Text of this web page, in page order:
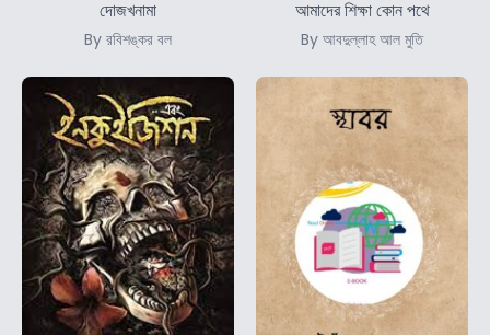
দোজখনামা
By রবিশঙ্কর বল
আমাদের শিক্ষা কোন পথে
By আবদুল্লাহ আল মুতি